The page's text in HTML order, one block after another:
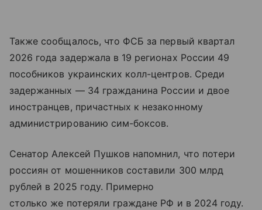
Также сообщалось, что ФСБ за первый квартал
2026 года задержала в 19 регионах России 49
пособников украинских колл-центров. Среди
задержанных — 34 гражданина России и двое
иностранцев, причастных к незаконному
администрированию сим-боксов.
Сенатор Алексей Пушков напомнил, что потери
россиян от мошенников составили 300 млрд
рублей в 2025 году. Примерно
столько же потеряли граждане РФ и в 2024 году.